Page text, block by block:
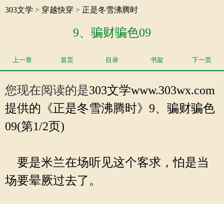
303文学 > 穿越快穿 > 正是冬雪沸腾时
9、骗财骗色09
上一章 首页 目录 书架 下一页
您现在阅读的是303文学www.303wx.com
提供的《正是冬雪沸腾时》9、骗财骗色
09(第1/2页)
要是米兰在场听见这个客求，怕是当
场要晕厥过去了。